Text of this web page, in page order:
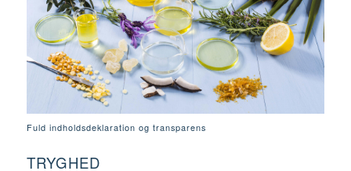
Fuld indholdsdeklaration og transparens
TRYGHED